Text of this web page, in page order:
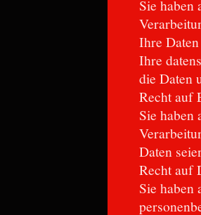
Sie haben
Ihre
Ihre
die Daten
Recht auf
Sie haben
Daten
Recht auf
Sie haben